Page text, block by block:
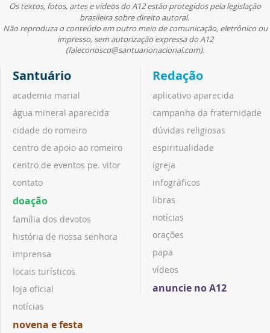
Os textos, fotos, artes e vídeos do A12 estão protegidos pela legislação
brasileira sobre direito autoral.
Não reproduza o conteúdo em outro meio de comunicação, eletrônico ou
impresso, sem autorização expressa do A12
(faleconosco@santuarionacional.com).
Santuário
academia marial
água mineral aparecida
cidade do romeiro
centro de apoio ao romeiro
centro de eventos pe. vitor
contato
doação
família dos devotos
história de nossa senhora
imprensa
locais turísticos
loja oficial
notícias
novena e festa
Redação
aplicativo aparecida
campanha da fraternidade
dúvidas religiosas
espiritualidade
igreja
infográficos
libras
notícias
orações
papa
vídeos
anuncie no A12